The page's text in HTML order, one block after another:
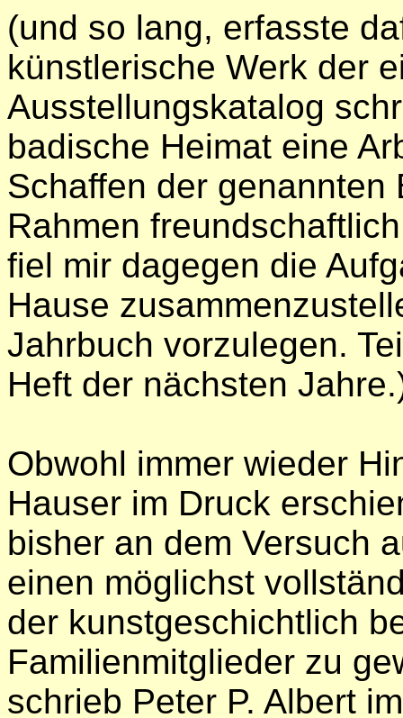
(und so lang, erfasste
künstlerische Werk der
Ausstellungskatalog
badische Heimat eine
Schaffen der
Rahmen
fiel mir dagegen die
Hause
Jahrbuch vorzulegen.
Heft der nächsten
Obwohl immer wieder
Hauser im Druck
bisher an dem Versuch
einen möglichst
der kunstgeschichtlich
Familienmitglieder zu
schrieb Peter P. Albert